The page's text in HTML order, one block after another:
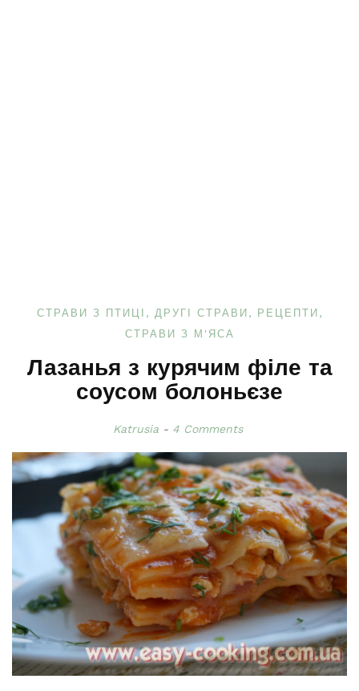
СТРАВИ З ПТИЦІ ДРУГІ СТРАВИ
РЕЦЕПТИ
СТРАВИ З М'ЯСА
Лазанья з курячим філе та
соусом болоньєзе
Katrusia 4 Comments